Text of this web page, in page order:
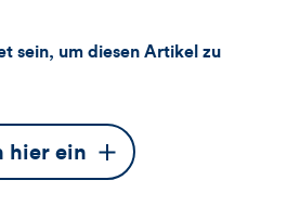
sein, um diesen Artikel zu
hier ein